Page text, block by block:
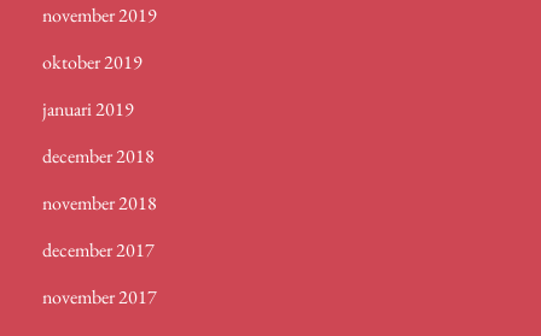
november 2019
oktober 2019
januari 2019
december 2018
november 2018
december 2017
november 2017